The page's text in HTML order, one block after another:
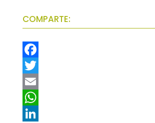
COMPARTE:
F
a
c
e
T
w
E
m
W